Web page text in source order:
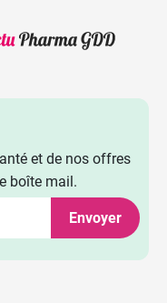
et de nos offres
boîte mail.
Envoyer